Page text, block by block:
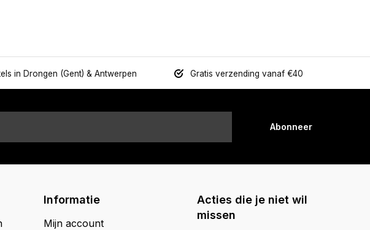
in Drongen (Gent) & Antwerpen Gratis verzending vanaf €40
Abonneer
Informatie
Mijn account
Acties die je niet wil
missen